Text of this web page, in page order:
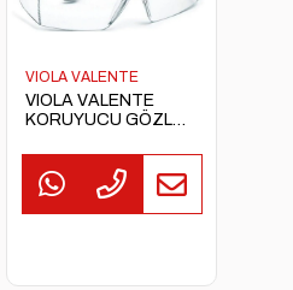
VIOLA VALENTE
VIOLA VALENTE
KORUYUCU GÖZLÜK